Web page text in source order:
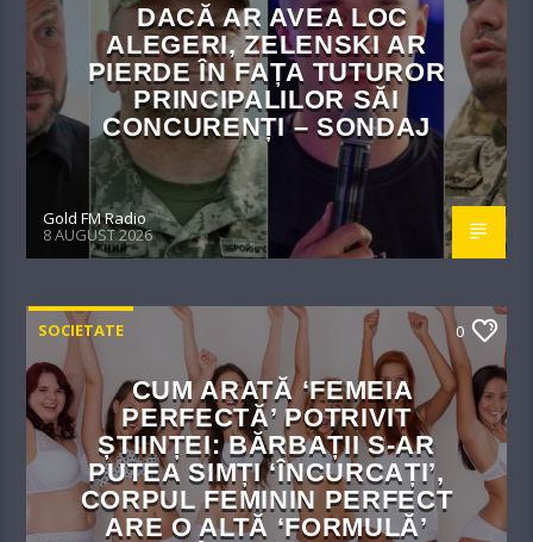
DACĂ AR AVEA LOC
ALEGERI, ZELENSKI AR
PIERDE ÎN FAȚA TUTUROR
PRINCIPALILOR SĂI
CONCURENȚI – SONDAJ
Gold FM Radio
8 AUGUST 2026
SOCIETATE 0
CUM ARATĂ ‘FEMEIA
PERFECTĂ’ POTRIVIT
ȘTIINȚEI: BĂRBAȚII S-AR
PUTEA SIMȚI ‘ÎNCURCAȚI’,
CORPUL FEMININ PERFECT
ARE O ALTĂ ‘FORMULĂ’